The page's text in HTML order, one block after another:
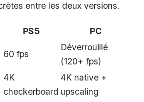
entre les deux versions.
PS5 PC
60 fps
Déverrouillé
(120+ fps)
4K
checkerboard
4K native +
upscaling